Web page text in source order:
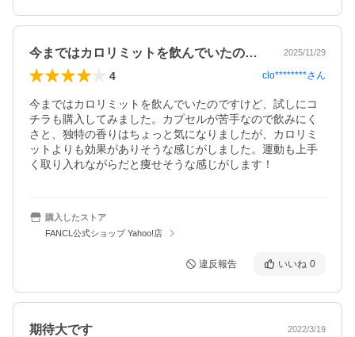
今まではカロリミットを飲んでいたのです… 2025/11/29
4 clo********さん
今まではカロリミットを飲んでいたのですけど、試しにコ
チラも購入してみました。カプセルが苦手なので飲みにく
さと、独特の香りはちょっと気になりましたが、カロリミ
ットよりも効果がありそうな感じがしました。運動も上手
く取り入れながらだと痩せそうな感じがします！
購入したストア
FANCL公式ショップ Yahoo!店
違反報告 いいね 0
期待大です 2022/3/19